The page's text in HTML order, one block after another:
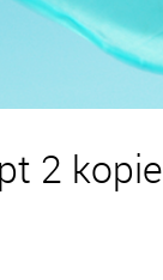
2 kopie